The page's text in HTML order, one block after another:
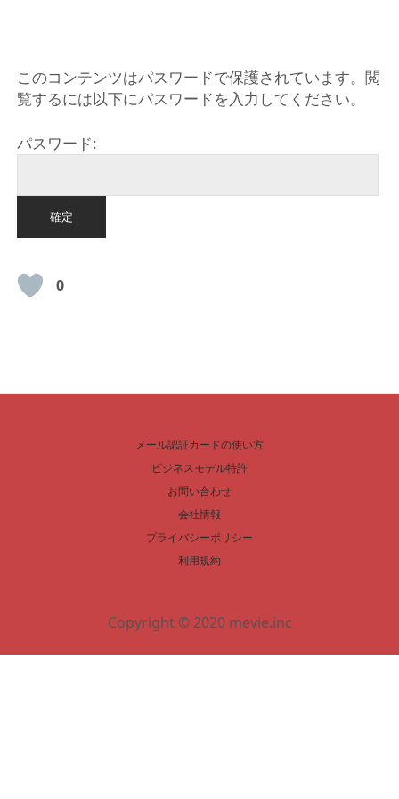
このコンテンツはパスワードで保護されています。閲
覧するには以下にパスワードを入力してください。
パスワード:
0
メール認証カードの使い方
ビジネスモデル特許
お問い合わせ
会社情報
プライバシーポリシー
利用規約
Copyright © 2020 mevie.inc